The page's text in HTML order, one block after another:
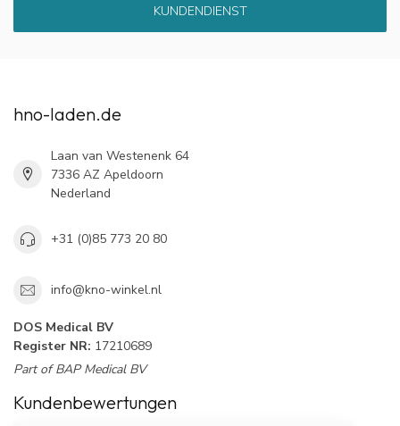
KUNDENDIENST
hno-laden.de
Laan van Westenenk 64
7336 AZ Apeldoorn
Nederland
+31 (0)85 773 20 80
info@kno-winkel.nl
DOS Medical BV
Register NR: 17210689
Part of BAP Medical BV
Kundenbewertungen